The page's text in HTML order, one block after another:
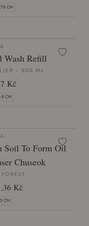
7.5 CM
Wash Refill
- 500 ML
Kč
8 CM
Soil To Form Oil
Chuseok
Kč
CM